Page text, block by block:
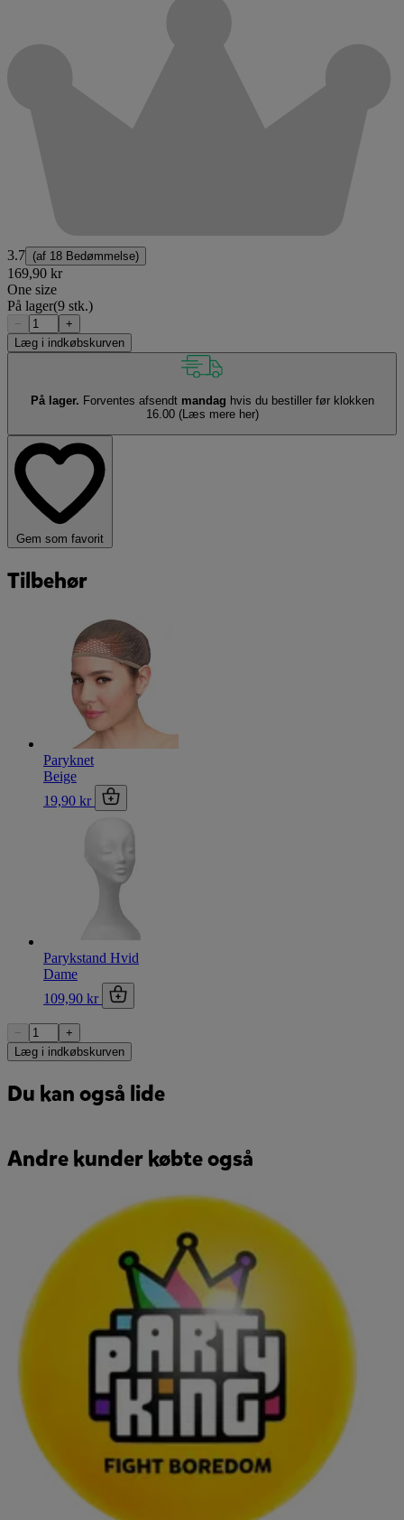
3.7 (af 18 Bedømmelse)
169,90 kr
One size
På lager(9 stk.)
−
+
Læg i indkøbskurven
På lager. Forventes afsendt mandag hvis du bestiller før klokken
16.00 (Læs mere her)
Gem som favorit
Tilbehør
Paryknet
Beige
19,90 kr
Parykstand Hvid
Dame
109,90 kr
−
+
Læg i indkøbskurven
Du kan også lide
Andre kunder købte også